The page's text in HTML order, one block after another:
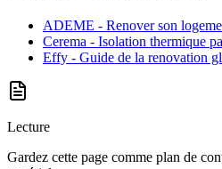
ADEME - Renover son
Cerema - Isolation thermique
Effy - Guide de la renovation
Lecture
Gardez cette page comme plan de